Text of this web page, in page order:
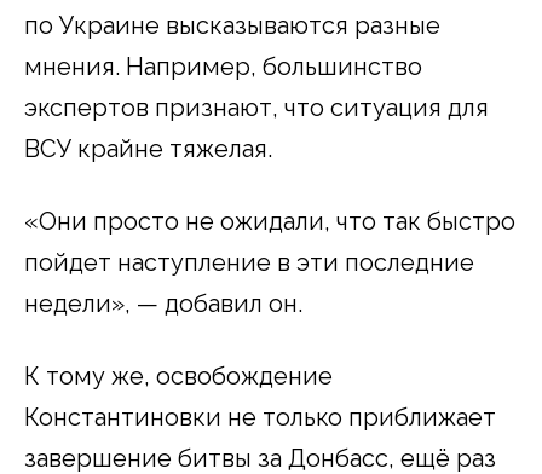
по Украине высказываются разные
мнения. Например, большинство
экспертов признают, что ситуация для
ВСУ крайне тяжелая.
«Они просто не ожидали, что так быстро
пойдет наступление в эти последние
недели», — добавил он.
К тому же, освобождение
Константиновки не только приближает
завершение битвы за Донбасс, ещё раз